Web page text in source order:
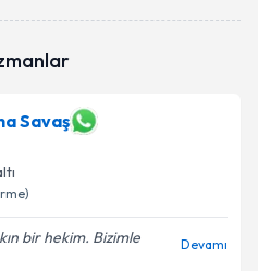
Savaş
bir hekim. Bizimle
Devamı